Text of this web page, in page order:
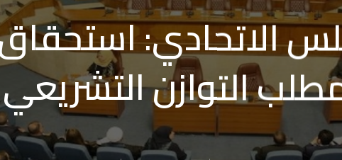
الاتحادي:
التوازن التشريعي